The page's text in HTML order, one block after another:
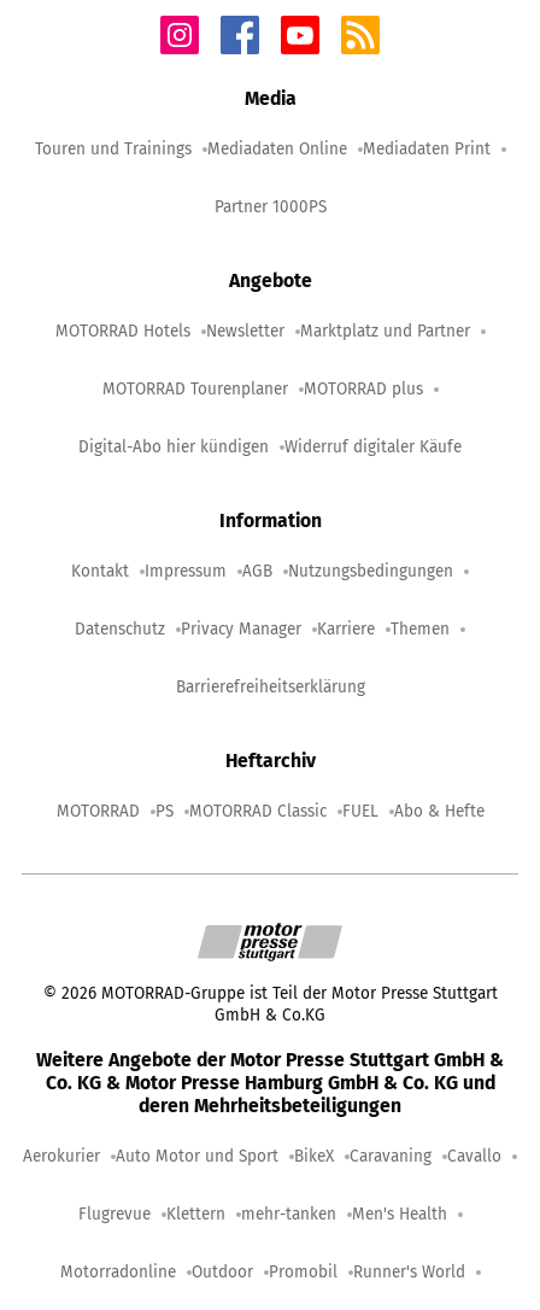
Media
Touren und Trainings Mediadaten Online Mediadaten Print
Partner 1000PS
Angebote
MOTORRAD Hotels Newsletter Marktplatz und Partner
MOTORRAD Tourenplaner MOTORRAD plus
Digital-Abo hier kündigen Widerruf digitaler Käufe
Information
Kontakt Impressum AGB Nutzungsbedingungen
Datenschutz Privacy Manager Karriere Themen
Barrierefreiheitserklärung
Heftarchiv
MOTORRAD PS MOTORRAD Classic FUEL Abo & Hefte
© 2026 MOTORRAD-Gruppe ist Teil der Motor Presse Stuttgart
GmbH & Co.KG
Weitere Angebote der Motor Presse Stuttgart GmbH &
Co. KG & Motor Presse Hamburg GmbH & Co. KG und
deren Mehrheitsbeteiligungen
Aerokurier Auto Motor und Sport BikeX Caravaning Cavallo
Flugrevue Klettern mehr-tanken Men's Health
Motorradonline Outdoor Promobil Runner's World